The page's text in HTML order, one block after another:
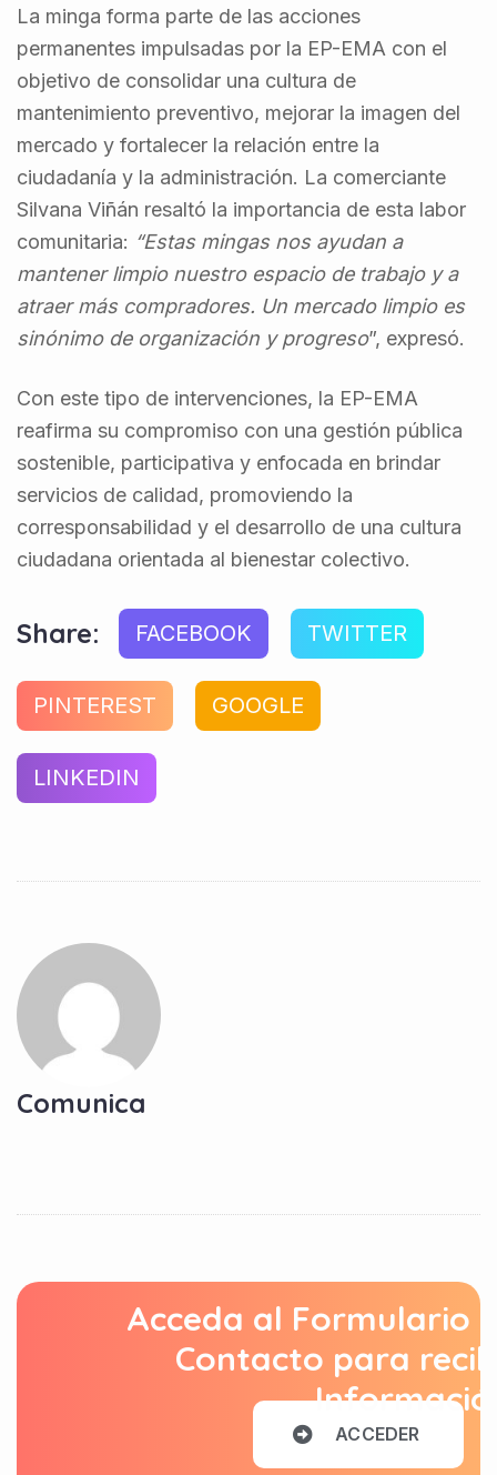
La minga forma parte de las acciones
permanentes impulsadas por la EP-EMA con el
objetivo de consolidar una cultura de
mantenimiento preventivo, mejorar la imagen del
mercado y fortalecer la relación entre la
ciudadanía y la administración. La comerciante
Silvana Viñán resaltó la importancia de esta labor
comunitaria: “Estas mingas nos ayudan a
mantener limpio nuestro espacio de trabajo y a
atraer más compradores. Un mercado limpio es
sinónimo de organización y progreso”, expresó.
Con este tipo de intervenciones, la EP-EMA
reafirma su compromiso con una gestión pública
sostenible, participativa y enfocada en brindar
servicios de calidad, promoviendo la
corresponsabilidad y el desarrollo de una cultura
ciudadana orientada al bienestar colectivo.
Share: FACEBOOK TWITTER
PINTEREST GOOGLE
LINKEDIN
Comunica
Acceda al Formulario
Contacto para
ACCEDER